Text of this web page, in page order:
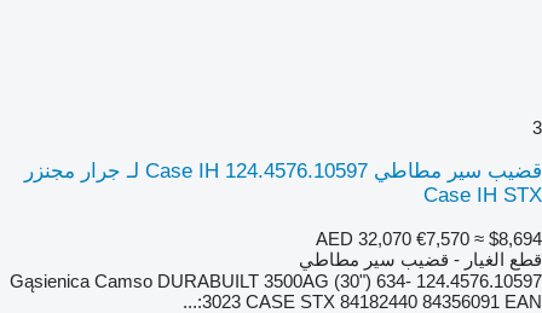
3
قضيب سير مطاطي Case IH 124.4576.10597 لـ جرار مجنزر
Case IH STX
AED 32,070 €7,570 ≈ $8,694
قطع الغيار - قضيب سير مطاطي
124.4576.10597 Gąsienica Camso DURABUILT 3500AG (30") 634-
3023 CASE STX 84182440 84356091 EAN:...